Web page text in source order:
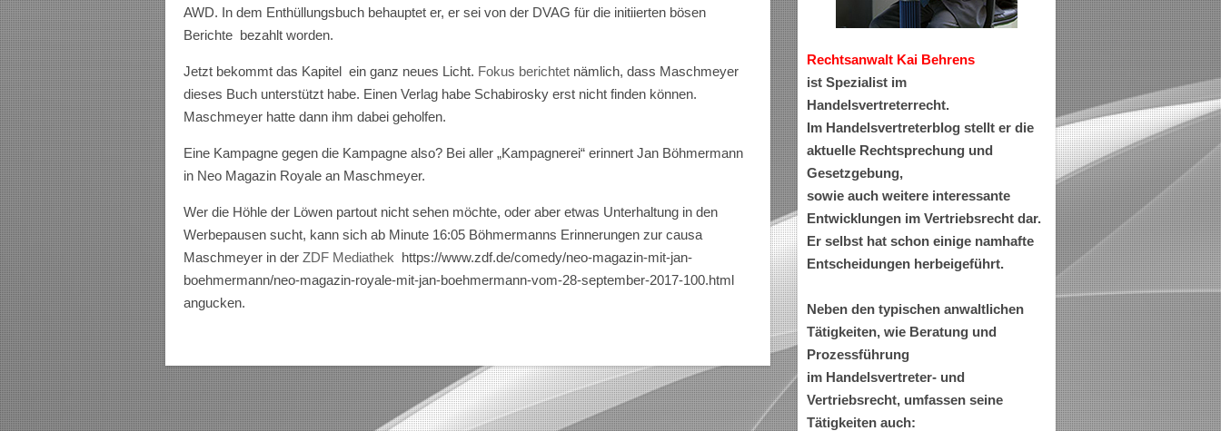
AWD. In dem Enthüllungsbuch behauptet er, er sei von der DVAG für die initiierten bösen
Berichte bezahlt worden.
Jetzt bekommt das Kapitel ein ganz neues Licht. Fokus berichtet nämlich, dass Maschmeyer
dieses Buch unterstützt habe. Einen Verlag habe Schabirosky erst nicht finden können.
Maschmeyer hatte dann ihm dabei geholfen.
Eine Kampagne gegen die Kampagne also? Bei aller „Kampagnerei“ erinnert Jan Böhmermann
in Neo Magazin Royale an Maschmeyer.
Wer die Höhle der Löwen partout nicht sehen möchte, oder aber etwas Unterhaltung in den
Werbepausen sucht, kann sich ab Minute 16:05 Böhmermanns Erinnerungen zur causa
Maschmeyer in derZDF Mediathek https://www.zdf.de/comedy/neo-magazin-mit-jan-
boehmermann/neo-magazin-royale-mit-jan-boehmermann-vom-28-september-2017-100.html
angucken.
Rechtsanwalt Kai Behrens
ist Spezialist im
Handelsvertreterrecht.
Im Handelsvertreterblog stellt er die
aktuelle Rechtsprechung und
Gesetzgebung,
sowie auch weitere interessante
Entwicklungen im Vertriebsrecht dar.
Er selbst hat schon einige namhafte
Entscheidungen herbeigeführt.
Neben den typischen anwaltlichen
Tätigkeiten, wie Beratung und
Prozessführung
im Handelsvertreter- und
Vertriebsrecht, umfassen seine
Tätigkeiten auch: